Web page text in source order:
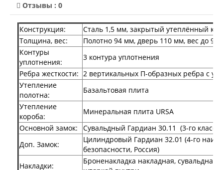
Лабиринт Фрост
Лабиринт Шторм
Лабиринт Эволаб
Двери Про
Двери Интекрон
Интекрон Брайтон Антрацит
Интекрон Вектор
Интекрон Гектор
Интекрон Греция
Интекрон Италия
Интекрон Колизей
Интекрон Колизей Белый
Интекрон Неаполь
Интекрон Олимпия
Интекрон Премьера
Интекрон Профит
Отзывы : 0
Конструкция:
Сталь 1,5 мм, закрытый утеплённый
Толщина, вес:
Полотно 94 мм, дверь 110 мм, вес до 95
Контуры
уплотнения:
3 контура уплотнения
Ребра жесткости: 2 вертикальных П-образных ребра с
Утепление
полотна:
Базальтовая плита
Утепление
короба:
Минеральная плита URSA
Основной замок:
Сувальдный Гардиан 30.11 (3-го класса
Доп. Замок:
Цилиндровый Гардиан 32.01 (4-го
безопасности, Россия)
Накладки:
Броненакладка накладная, сувальдная